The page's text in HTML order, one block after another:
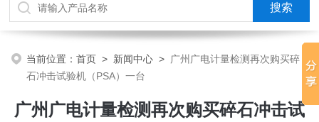
当前位置：首页 > 新闻中心 > 广州广电计量检测再次购买碎
石冲击试验机（PSA）一台
广州广电计量检测再次购买碎石冲击试